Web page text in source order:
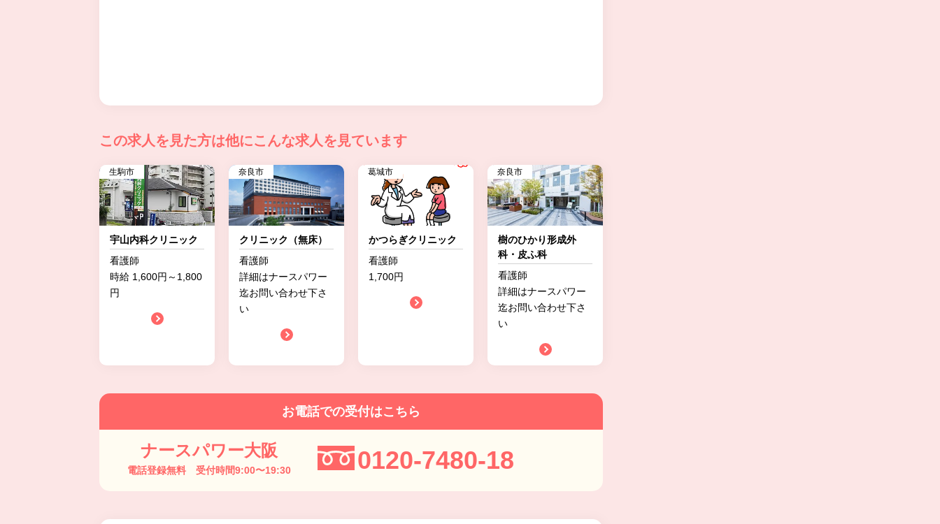
この求人を見た方は他にこんな求人を見ています
生駒市
宇山内科クリニック
看護師
時給 1,600円～1,800
円
奈良市
クリニック（無床）
看護師
詳細はナースパワー
迄お問い合わせ下さ
い
葛城市
かつらぎクリニック
看護師
1,700円
奈良市
樹のひかり形成外
科・皮ふ科
看護師
詳細はナースパワー
迄お問い合わせ下さ
い
お電話での受付はこちら
ナースパワー大阪
電話登録無料 受付時間9:00〜19:30 0120-7480-18